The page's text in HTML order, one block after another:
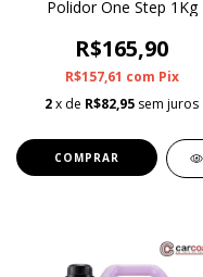
Polidor One Step 1Kg
R$165,90
R$157,61 com Pix
2x de R$82,95 sem juros